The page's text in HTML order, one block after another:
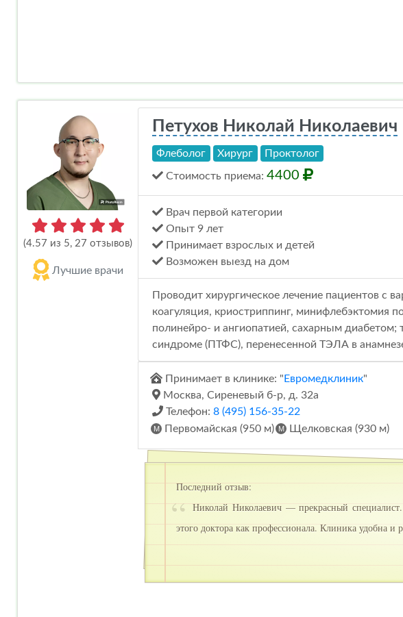
(4.57 из 5, 27 отзывов)
Лучшие врачи
Петухов Николай Николаевич
Флеболог Хирург Проктолог
Стоимость приема: 4400
Врач первой категории
Опыт 9 лет
Принимает взрослых и детей
Возможен выезд на дом
Проводит хирургическое лечение пациентов с
коагуляция, криостриппинг, минифлебэктомия
полинейро- и ангиопатией, сахарным
синдроме (ПТФС), перенесенной ТЭЛА в
Принимает в клинике: " Евромедклиник"
Москва, Сиреневый б-р, д. 32а
Телефон: 8 (495) 156-35-22
Первомайская (950 м)
Щелковская (930 м)
Последний отзыв:
Николай Николаевич — прекрасный
этого доктора как профессионала. Клиника удобна